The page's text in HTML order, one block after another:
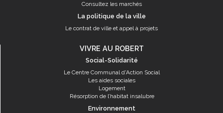
Consultez les marchés
La politique de la ville
Le contrat de ville et appel à projets
VIVRE AU ROBERT
Social-Solidarité
Le Centre Communal d'Action Social
Les aides sociales
Logement
Résorption de l’habitat insalubre
Environnement